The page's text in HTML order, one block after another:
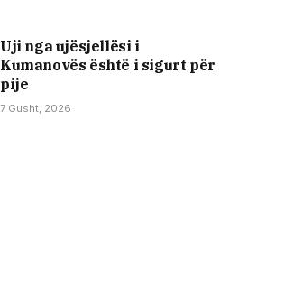
Uji nga ujësjellësi i
Kumanovës është i sigurt për
pije
7 Gusht, 2026